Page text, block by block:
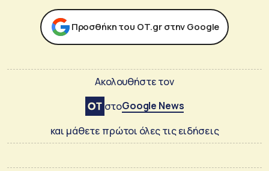
Προσθήκη του ΟΤ.gr στην Google
Ακολουθήστε τον
στοGoogle News
και μάθετε πρώτοι όλες τις ειδήσεις